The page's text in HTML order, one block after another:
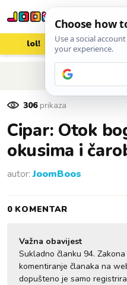
lol! aww
306prikaza
Cipar: Otok
okusima i
autor:JoomBoos
0 KOMENTAR
Važna obavijest
Sukladno članku 94.
komentiranje članaka na
dopušteno je samo